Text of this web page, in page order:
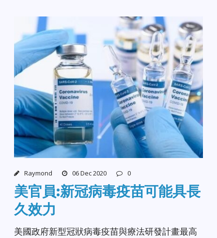
Raymond 06 Dec 2020 0
美官員:新冠病毒疫苗可能具長
久效力
美國政府新型冠狀病毒疫苗與療法研發計畫最高